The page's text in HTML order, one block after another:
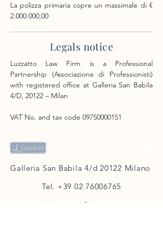
La polizza primaria copre un massimale di €
2.000.000,00
Legals notice
Luzzatto Law Firm is a Professional
Partnership (Associazione di Professionisti)
with registered office at Galleria San Babila
4/D, 20122 – Milan
VAT No. and tax code 09750000151
Galleria San Babila 4/d 20122 Milano
Tel. +39 02 76006765
studioluzzatto@luzzatto.net